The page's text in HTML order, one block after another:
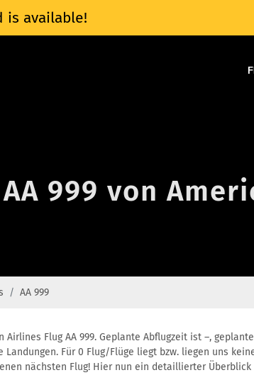
is available!
999 von
AA 999
Flug AA 999. Geplante Abflugzeit ist –,
Für 0 Flug/Flüge liegt bzw. liegen uns
nächsten Flug! Hier nun ein detaillierter